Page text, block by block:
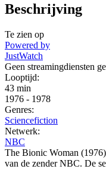
Beschrijving
Te zien op
Powered by
JustWatch
Geen streamingdiensten
Looptijd:
43 min
1976 - 1978
Genres:
Sciencefiction
Netwerk:
NBC
The Bionic Woman
van de zender NBC. De